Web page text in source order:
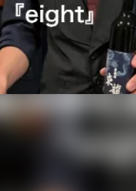
CAMPFIREふるさと納税